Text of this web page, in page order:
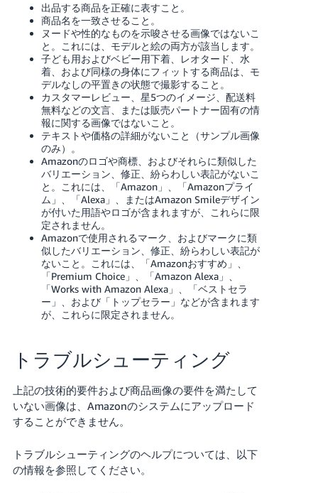
出品する商品を正確に表すこと。
商品名を一致させること。
ヌードや性的なものを示唆させる画像ではないこ
と。これには、モデルと絵の両方が該当します。
子ども用およびベビー用下着、レオタード、水
着、および同様の身体にフィットする商品は、モ
デルなしの平置きの状態で撮影すること。
カスタマーレビュー、星5つのイメージ、配送料
無料などの文言、または販売パートナー固有の情
報に関する画像ではないこと。
テキストや価格の詳細がないこと（サンプル画像
のみ）。
Amazonのロゴや商標、およびそれらに類似した
バリエーション、修正、紛らわしい表記がないこ
と。これには、「Amazon」、「Amazonプライ
ム」、「Alexa」、またはAmazon Smileデザイン
が付いた用語やロゴが含まれますが、これらに限
定されません。
Amazonで使用されるマーク、およびマークに類
似したバリエーション、修正、紛らわしい表記が
ないこと。これには、「Amazonおすすめ」、
「Premium Choice」、「Amazon Alexa」、
「Works with Amazon Alexa」、「ベストセラ
ー」、および「トップセラー」などが含まれます
が、これらに限定されません。
トラブルシューティング
上記の技術的要件および商品画像の要件を満たして
いない画像は、Amazonのシステムにアップロード
することができません。
トラブルシューティングのヘルプについては、以下
の情報を参照してください。